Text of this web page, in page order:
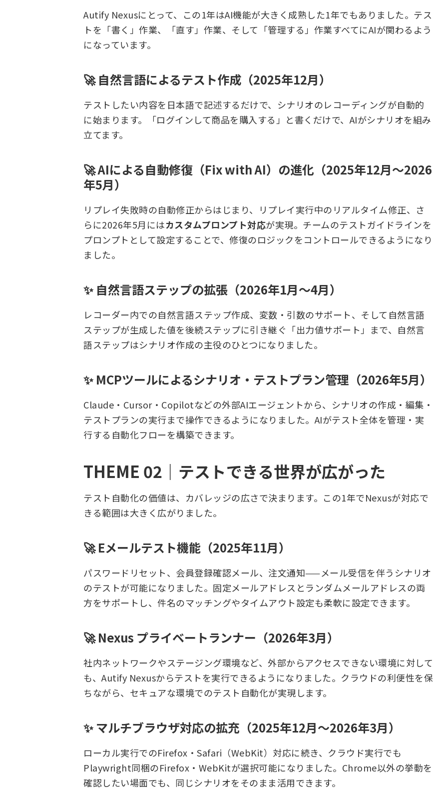
Autify Nexusにとって、この1年はAI機能が大きく成熟した1年でもありました。テス
トを「書く」作業、「直す」作業、そして「管理する」作業すべてにAIが関わるよう
になっています。
🚀 自然言語によるテスト作成（2025年12月）
テストしたい内容を日本語で記述するだけで、シナリオのレコーディングが自動的
に始まります。「ログインして商品を購入する」と書くだけで、AIがシナリオを組み
立てます。
🚀 AIによる自動修復（Fix with AI）の進化（2025年12月〜2026
年5月）
リプレイ失敗時の自動修正からはじまり、リプレイ実行中のリアルタイム修正、さ
らに2026年5月にはカスタムプロンプト対応が実現。チームのテストガイドラインを
プロンプトとして設定することで、修復のロジックをコントロールできるようになり
ました。
✨ 自然言語ステップの拡張（2026年1月〜4月）
レコーダー内での自然言語ステップ作成、変数・引数のサポート、そして自然言語
ステップが生成した値を後続ステップに引き継ぐ「出力値サポート」まで、自然言
語ステップはシナリオ作成の主役のひとつになりました。
✨ MCPツールによるシナリオ・テストプラン管理（2026年5月）
Claude・Cursor・Copilotなどの外部AIエージェントから、シナリオの作成・編集・
テストプランの実行まで操作できるようになりました。AIがテスト全体を管理・実
行する自動化フローを構築できます。
THEME 02｜テストできる世界が広がった
テスト自動化の価値は、カバレッジの広さで決まります。この1年でNexusが対応で
きる範囲は大きく広がりました。
🚀 Eメールテスト機能（2025年11月）
パスワードリセット、会員登録確認メール、注文通知——メール受信を伴うシナリオ
のテストが可能になりました。固定メールアドレスとランダムメールアドレスの両
方をサポートし、件名のマッチングやタイムアウト設定も柔軟に設定できます。
🚀 Nexus プライベートランナー（2026年3月）
社内ネットワークやステージング環境など、外部からアクセスできない環境に対して
も、Autify Nexusからテストを実行できるようになりました。クラウドの利便性を保
ちながら、セキュアな環境でのテスト自動化が実現します。
✨ マルチブラウザ対応の拡充（2025年12月〜2026年3月）
ローカル実行でのFirefox・Safari（WebKit）対応に続き、クラウド実行でも
Playwright同梱のFirefox・WebKitが選択可能になりました。Chrome以外の挙動を
確認したい場面でも、同じシナリオをそのまま活用できます。